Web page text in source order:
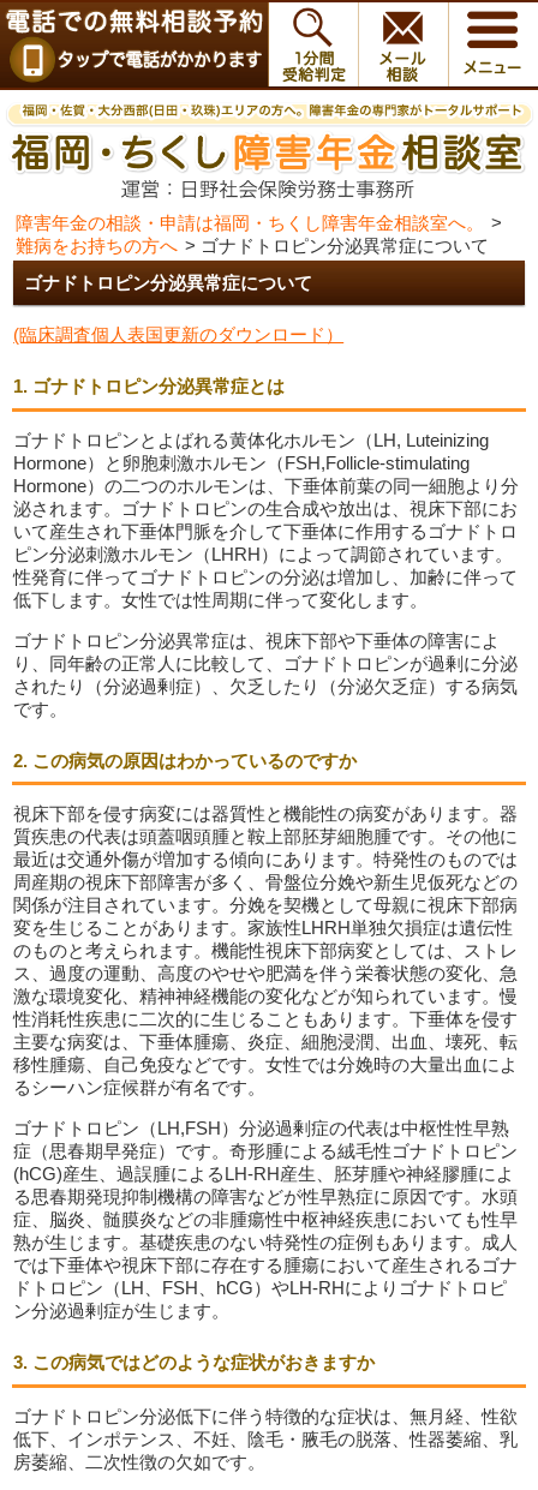
障害年金の相談・申請は福岡・ちくし障害年金相談室へ。
>
難病をお持ちの方へ > ゴナドトロピン分泌異常症について
ゴナドトロピン分泌異常症について
(臨床調査個人表国更新のダウンロード）
1. ゴナドトロピン分泌異常症とは
ゴナドトロピンとよばれる黄体化ホルモン（LH, Luteinizing
Hormone）と卵胞刺激ホルモン（FSH,Follicle-stimulating
Hormone）の二つのホルモンは、下垂体前葉の同一細胞より分
泌されます。ゴナドトロピンの生合成や放出は、視床下部にお
いて産生され下垂体門脈を介して下垂体に作用するゴナドトロ
ピン分泌刺激ホルモン（LHRH）によって調節されています。
性発育に伴ってゴナドトロピンの分泌は増加し、加齢に伴って
低下します。女性では性周期に伴って変化します。
ゴナドトロピン分泌異常症は、視床下部や下垂体の障害によ
り、同年齢の正常人に比較して、ゴナドトロピンが過剰に分泌
されたり（分泌過剰症）、欠乏したり（分泌欠乏症）する病気
です。
2. この病気の原因はわかっているのですか
視床下部を侵す病変には器質性と機能性の病変があります。器
質疾患の代表は頭蓋咽頭腫と鞍上部胚芽細胞腫です。その他に
最近は交通外傷が増加する傾向にあります。特発性のものでは
周産期の視床下部障害が多く、骨盤位分娩や新生児仮死などの
関係が注目されています。分娩を契機として母親に視床下部病
変を生じることがあります。家族性LHRH単独欠損症は遺伝性
のものと考えられます。機能性視床下部病変としては、ストレ
ス、過度の運動、高度のやせや肥満を伴う栄養状態の変化、急
激な環境変化、精神神経機能の変化などが知られています。慢
性消耗性疾患に二次的に生じることもあります。下垂体を侵す
主要な病変は、下垂体腫瘍、炎症、細胞浸潤、出血、壊死、転
移性腫瘍、自己免疫などです。女性では分娩時の大量出血によ
るシーハン症候群が有名です。
ゴナドトロピン（LH,FSH）分泌過剰症の代表は中枢性性早熟
症（思春期早発症）です。奇形腫による絨毛性ゴナドトロピン
(hCG)産生、過誤腫によるLH-RH産生、胚芽腫や神経膠腫によ
る思春期発現抑制機構の障害などが性早熟症に原因です。水頭
症、脳炎、髄膜炎などの非腫瘍性中枢神経疾患においても性早
熟が生じます。基礎疾患のない特発性の症例もあります。成人
では下垂体や視床下部に存在する腫瘍において産生されるゴナ
ドトロピン（LH、FSH、hCG）やLH-RHによりゴナドトロピ
ン分泌過剰症が生じます。
3. この病気ではどのような症状がおきますか
ゴナドトロピン分泌低下に伴う特徴的な症状は、無月経、性欲
低下、インポテンス、不妊、陰毛・腋毛の脱落、性器萎縮、乳
房萎縮、二次性徴の欠如です。